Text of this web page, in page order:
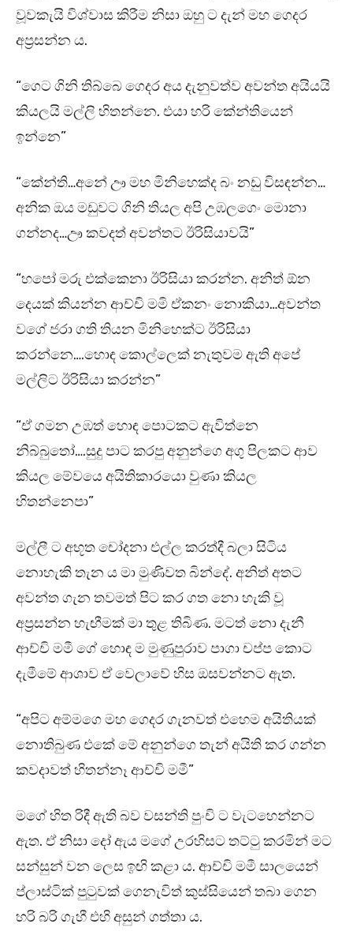
වූවකැයි විශ්වාස කිරීම නිසා ඔහු ට දැන් මහ ගෙදර
අප්‍රසන්න ය.
“ගෙට ගිනි තිබ්බෙ ගෙදර අය දැනුවත්ව අවන්ත අයියයි
කියලයි මල්ලි හිතන්නෙ. එයා හරි කේන්තියෙන්
ඉන්නෙ”
“කේන්ති…අනේ ඌ මහ මිනිහෙක්ද බං නඩු විසඳන්න…
අනික ඔය මඩුවට ගිනි තියල අපි උඹලගෙං මොනා
ගන්නද…ඌ කවදත් අවන්තට ඊරිසියාවයි”
“හපෝ මරු එක්කෙනා ඊරිසියා කරන්න. අනිත් ඕන
දෙයක් කියන්න ආච්චි මමි ඒකනං නොකියා…අවන්ත
වගේ ජරා ගති තියන මිනිහෙක්ට ඊරිසියා
කරන්නෙ….හොඳ කොල්ලෙක් නැතුවම ඇති අපේ
මල්ලිට ඊරිසියා කරන්න”
“ඒ ගමන උඹත් හොඳ පොටකට ඇවිත්නෙ
නිබ්බුතෝ….සුදු පාට කරපු අනුන්ගෙ අගු පිලකට ආව
කියල මේවයෙ අයිතිකාරයො වුණා කියල
හිතන්නෙපා”
මල්ලී ට අභූත චෝදනා එල්ල කරත්දී බලා සිටිය
නොහැකි තැන ය මා මුණිවත බින්දේ. අනිත් අතට
අවන්ත ගැන තවමත් පිට කර ගත නො හැකි වූ
අප්‍රසන්න හැඟීමක් මා තුළ තිබිණ. මටත් නො දැනී
ආච්චි මමී ගේ හොඳ ම මුණුපුරාව පාගා චප්ප කොට
දැමීමේ ආශාව ඒ වෙලාවේ හිස ඔසවන්නට ඇත.
“අපිට අම්මගෙ මහ ගෙදර ගැනවත් එහෙම අයිතියක්
නොතිබුණ එකේ මේ අනුන්ගෙ තැන් අයිති කර ගන්න
කවදාවත් හිතන්නෑ ආච්චි මමී”
මගේ හිත රිදී ඇති බව වසන්ති පුංචි ට වැටහෙන්නට
ඇත. ඒ නිසා දෝ ඇය මගේ උරහිසට තට්ටු කරමින් මට
සන්සුන් වන ලෙස ඉඟි කළා ය. ආච්චි මමී සාලයෙන්
ප්ලාස්ටික් පුටුවක් ගෙනැවිත් කුස්සියෙන් තබා ගෙන
හරි බරි ගැහී එහි අසුන් ගත්තා ය.